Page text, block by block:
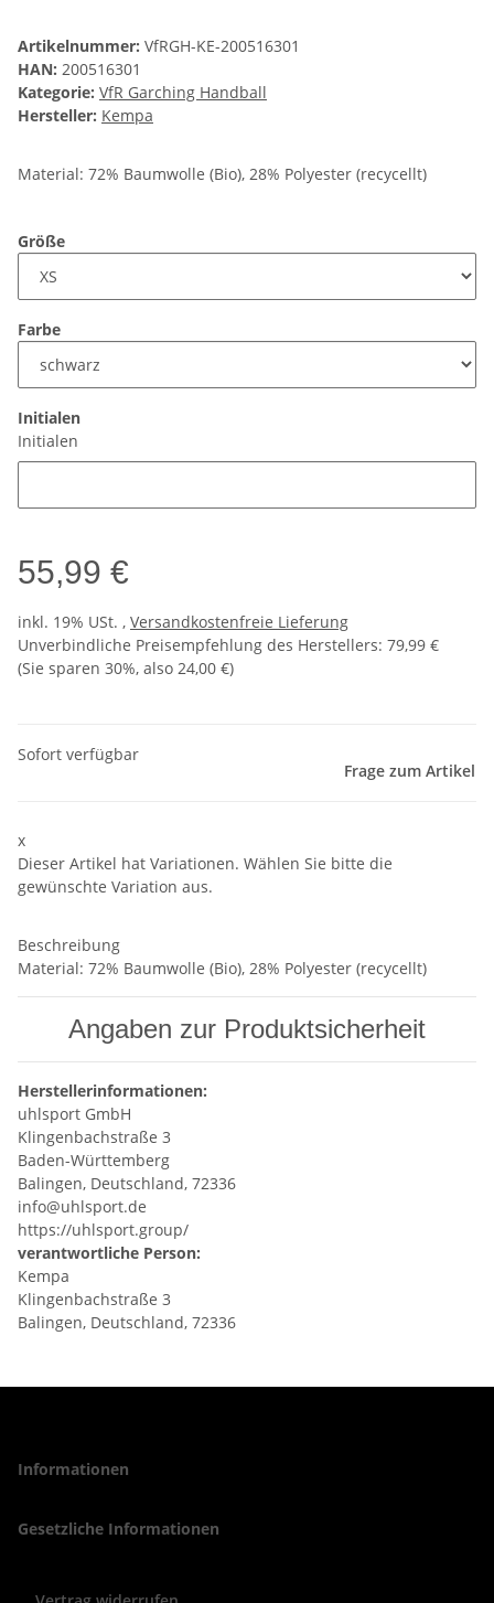
Artikelnummer: VfRGH-KE-200516301
HAN: 200516301
Kategorie: VfR Garching Handball
Hersteller: Kempa
Material: 72% Baumwolle (Bio), 28% Polyester (recycellt)
Größe
Farbe
Initialen
Initialen
55,99 €
inkl. 19% USt. , Versandkostenfreie Lieferung
Unverbindliche Preisempfehlung des Herstellers: 79,99 €
(Sie sparen 30%, also 24,00 €)
Sofort verfügbar
Frage zum Artikel
x
Dieser Artikel hat Variationen. Wählen Sie bitte die
gewünschte Variation aus.
Beschreibung
Material: 72% Baumwolle (Bio), 28% Polyester (recycellt)
Angaben zur Produktsicherheit
Herstellerinformationen:
uhlsport GmbH
Klingenbachstraße 3
Baden-Württemberg
Balingen, Deutschland, 72336
info@uhlsport.de
https://uhlsport.group/
verantwortliche Person:
Kempa
Klingenbachstraße 3
Balingen, Deutschland, 72336
Informationen
Gesetzliche Informationen